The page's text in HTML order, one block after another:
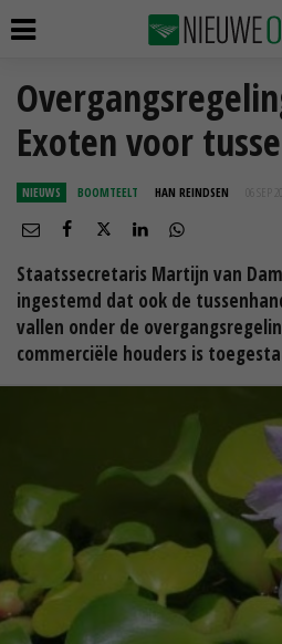
Exoten voor
NIEUWS BOOMTEELT HAN REINDSEN 06 SEP
Staatssecretaris Martijn van
ingestemd dat ook de
vallen onder de
commerciële houders is